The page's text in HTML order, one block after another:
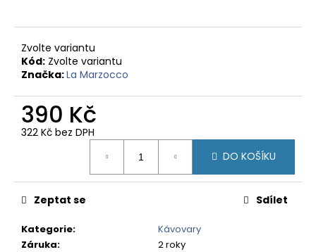
Zvolte variantu
Kód: Zvolte variantu
Značka:La Marzocco
390 Kč
322 Kč bez DPH
DO KOŠÍKU
Kategorie:
Kávovary
Záruka:
2 roky
Zeptat se Sdílet
u
e
m
e
-
KÁVA
Kč